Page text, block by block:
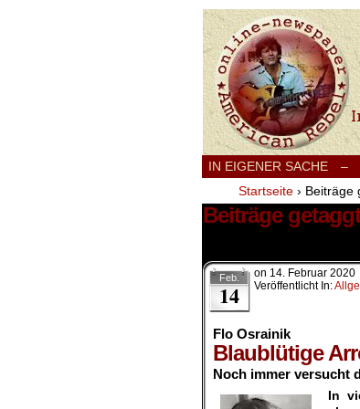
IN EIGENER SACHE –
Startseite › Beiträge
Beiträge
Feb.
14
on 14. Februar 2020
Veröffentlicht In:
Flo Osrainik
Blaublütige
Noch immer versucht
In